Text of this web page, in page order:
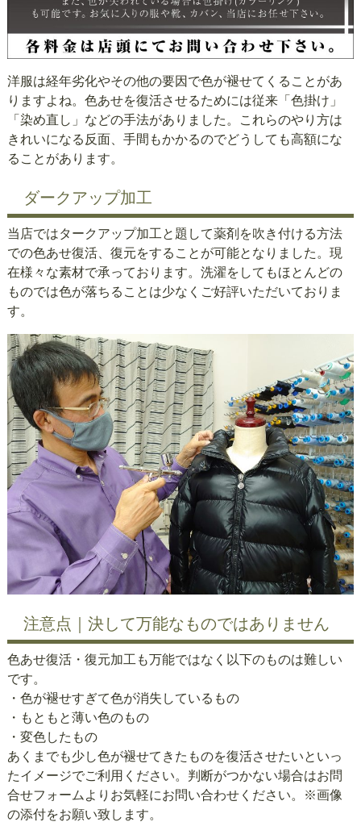
洋服は経年劣化やその他の要因で色が褪せてくることがあ
りますよね。色あせを復活させるためには従来「色掛け」
「染め直し」などの手法がありました。これらのやり方は
きれいになる反面、手間もかかるのでどうしても高額にな
ることがあります。
ダークアップ加工
当店ではタークアップ加工と題して薬剤を吹き付ける方法
での色あせ復活、復元をすることが可能となりました。現
在様々な素材で承っております。洗濯をしてもほとんどの
ものでは色が落ちることは少なくご好評いただいておりま
す。
注意点｜決して万能なものではありません
色あせ復活・復元加工も万能ではなく以下のものは難しい
です。
・色が褪せすぎて色が消失しているもの
・もともと薄い色のもの
・変色したもの
あくまでも少し色が褪せてきたものを復活させたいといっ
たイメージでご利用ください。判断がつかない場合はお問
合せフォームよりお気軽にお問い合わせください。※画像
の添付をお願い致します。